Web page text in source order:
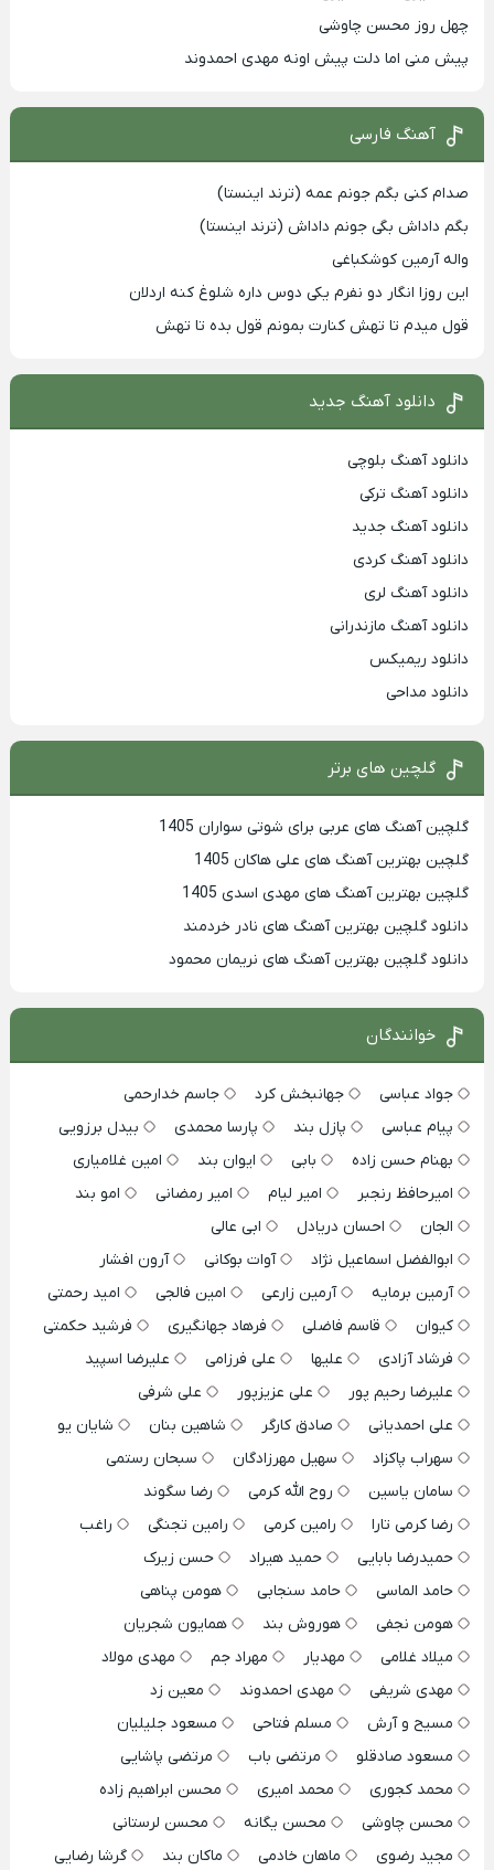
چهل روز محسن چاوشی
پیش منی اما دلت پیش اونه مهدی احمدوند
آهنگ فارسی
صدام کنی بگم جونم عمه (ترند اینستا)
بگم داداش بگی جونم داداش (ترند اینستا)
واله آرمین کوشکباغی
این روزا انگار دو نفرم یکی دوس داره شلوغ کنه اردلان
قول میدم تا تهش کنارت بمونم قول بده تا تهش
دانلود آهنگ جدید
دانلود آهنگ بلوچی
دانلود آهنگ ترکی
دانلود آهنگ جدید
دانلود آهنگ کردی
دانلود آهنگ لری
دانلود آهنگ مازندرانی
دانلود ریمیکس
دانلود مداحی
گلچین های برتر
گلچین آهنگ های عربی برای شوتی سواران 1405
گلچین بهترين آهنگ های علی هاکان 1405
گلچین بهترین آهنگ های مهدی اسدی 1405
دانلود گلچین بهترین آهنگ های نادر خردمند
دانلود گلچین بهترین آهنگ های نریمان محمود
خوانندگان
جواد عباسی جهانبخش کرد
جاسم خدارحمی
پیام عباسی
پازل بند پارسا محمدی
بیدل برزویی
بهنام حسن زاده
بابی ایوان بند
امین غلامیاری
امیرحافظ رنجبر
امیر لیام امیر رمضانی
امو بند
الجان
احسان دریادل
ابی عالی
ابوالفضل اسماعیل نژاد
آوات بوکانی
آرون افشار
آرمین برمایه
آرمین زارعی امین فالجی
امید رحمتی
کیوان
قاسم فاضلی فرهاد جهانگیری
فرشید حکمتی
فرشاد آزادی
علیها علی فرزامی
علیرضا اسپید
علیرضا رحیم پور
علی عزیزپور
علی شرفی
علی احمدیانی
صادق کارگر شاهین بنان
شایان یو
سهراب پاکزاد
سهیل مهرزادگان
سبحان رستمی
سامان یاسین
روح الله کرمی
رضا سگوند
رضا کرمی تارا
رامین کرمی رامین تجنگی
راغب
حمیدرضا بابایی
حمید هیراد
حسن زیرک
حامد الماسی
حامد سنجابی
هومن پناهی
هومن نجفی
هوروش بند
همایون شجریان
میلاد غلامی
مهدیار مهراد جم
مهدی مولاد
مهدی شریفی
مهدی احمدوند
معین زد
مسیح و آرش
مسلم فتاحی
مسعود جلیلیان
مسعود صادقلو
مرتضی باب
مرتضی پاشایی
محمد کجوری
محمد امیری
محسن ابراهیم زاده
محسن چاوشی
محسن یگانه
محسن لرستانی
مجید رضوی
ماهان خادمی ماکان بند گرشا رضایی